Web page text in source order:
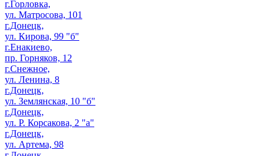
г.Горловка,
ул. Матросова, 101
г.Донецк,
ул. Кирова, 99 "б"
г.Енакиево,
пр. Горняков, 12
г.Снежное,
ул. Ленина, 8
г.Донецк,
ул. Землянская, 10 "б"
г.Донецк,
ул. Р. Корсакова, 2 "а"
г.Донецк,
ул. Артема, 98